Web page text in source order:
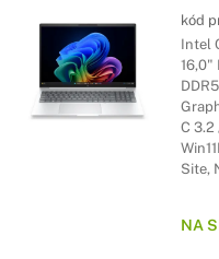
kód
Intel
16,0"
C 3.2
Site,
NA